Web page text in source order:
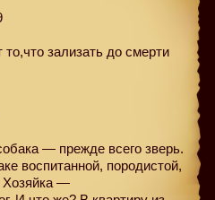
зализать до смерти
— прежде всего зверь.
воспитанной, породистой,
Хозяйка —